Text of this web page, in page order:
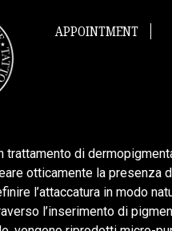
APPOINTMENT
trattamento di
otticamente la presenza
l’attaccatura in modo
l’inserimento di